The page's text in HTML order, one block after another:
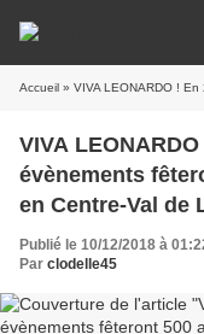
Accueil » VIVA LEONARDO ! En 2019
VIVA LEONARDO ! En 2019 près de 700
évènements
en Centre-Val de
Publié le 10/12/2018 à
Par clodelle45